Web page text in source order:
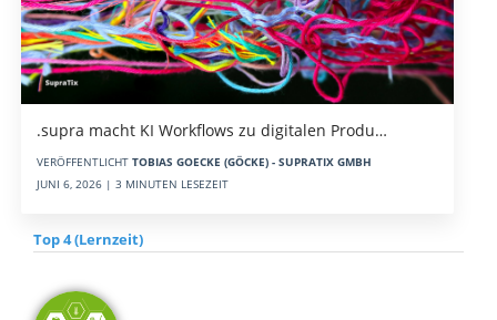
.supra macht KI Workflows zu digitalen Produ…
VERÖFFENTLICHT TOBIAS GOECKE (GÖCKE) - SUPRATIX GMBH
JUNI 6, 2026 | 3 MINUTEN LESEZEIT
Top 4 (Lernzeit)